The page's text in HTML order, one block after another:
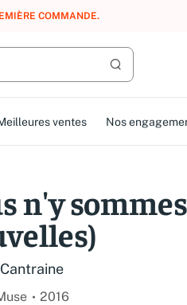
LE CLUB AMMAREAL.
Lancer la
ventes Nos
n'y
2016